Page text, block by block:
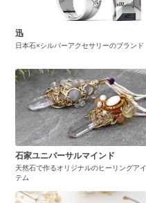
迅
日本石×シルバーアクセサリーのブランド
石家ユニバーサルマインド
天然石で作るオリジナルのヒーリングアイ
テム